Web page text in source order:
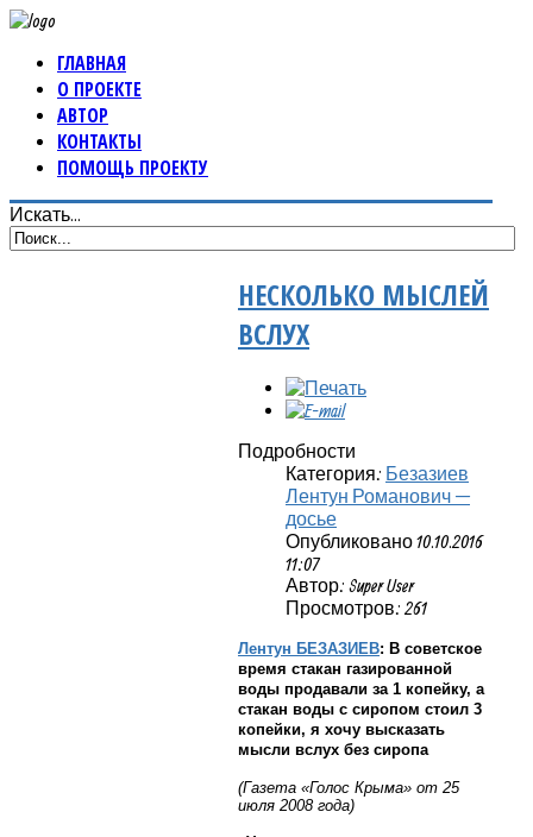
ГЛАВНАЯ
О ПРОЕКТЕ
АВТОР
КОНТАКТЫ
ПОМОЩЬ ПРОЕКТУ
Искать...
НЕСКОЛЬКО МЫСЛЕЙ
ВСЛУХ
Подробности
Категория: Безазиев
Лентун Романович —
досье
Опубликовано 10.10.2016
11:07
Автор: Super User
Просмотров: 261
Лентун БЕЗАЗИЕВ: В советское
время стакан газированной
воды продавали за 1 копейку, а
стакан воды с сиропом стоил 3
копейки, я хочу высказать
мысли вслух без сиропа
(Газета «Голос Крыма» от 25
июля 2008 года)